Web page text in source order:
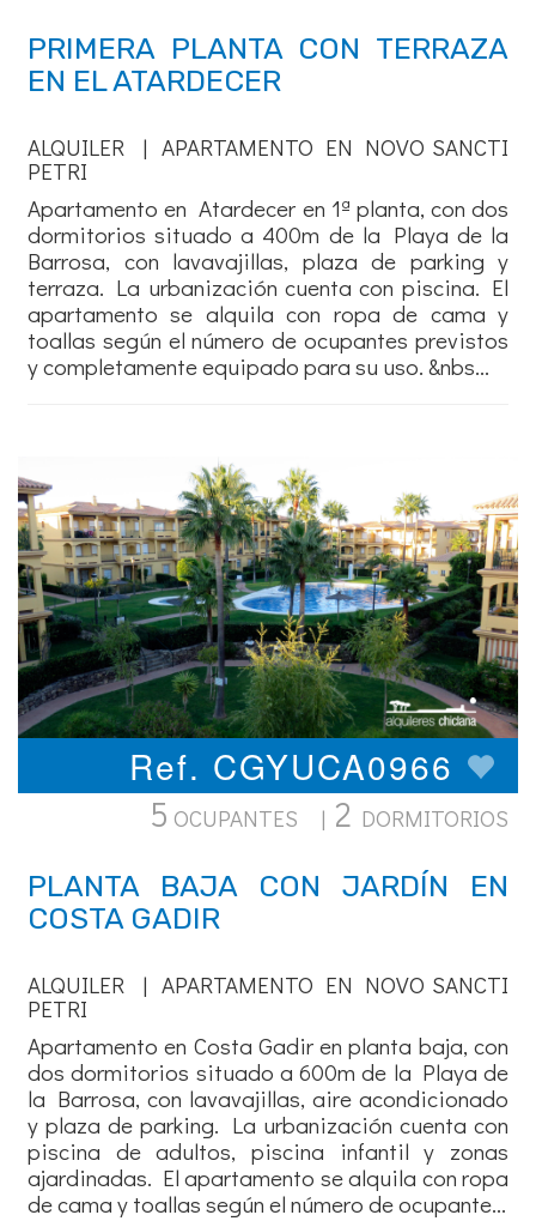
PRIMERA PLANTA CON TERRAZA
EN EL ATARDECER
ALQUILER | APARTAMENTO EN NOVO SANCTI
PETRI
Apartamento en Atardecer en 1ª planta, con dos
dormitorios situado a 400m de la Playa de la
Barrosa, con lavavajillas, plaza de parking y
terraza. La urbanización cuenta con piscina. El
apartamento se alquila con ropa de cama y
toallas según el número de ocupantes previstos
y completamente equipado para su uso. &nbs...
Ref. CGYUCA0966
5 OCUPANTES | 2 DORMITORIOS
PLANTA BAJA CON JARDÍN EN
COSTA GADIR
ALQUILER | APARTAMENTO EN NOVO SANCTI
PETRI
Apartamento en Costa Gadir en planta baja, con
dos dormitorios situado a 600m de la Playa de
la Barrosa, con lavavajillas, aire acondicionado
y plaza de parking. La urbanización cuenta con
piscina de adultos, piscina infantil y zonas
ajardinadas. El apartamento se alquila con ropa
de cama y toallas según el número de ocupante...